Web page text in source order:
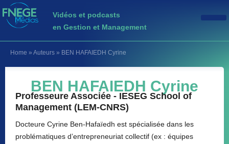
Vidéos et podcasts
en Gestion et Management
Home » Auteurs » BEN HAFAIEDH Cyrine
BEN HAFAIEDH Cyrine
Professeure Associée - IESEG School of
Management (LEM-CNRS)
Docteure Cyrine Ben-Hafaïedh est spécialisée dans les
problématiques d’entrepreneuriat collectif (ex : équipes